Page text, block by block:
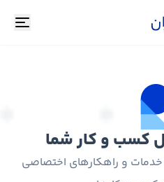
کسب و کار شما
خدمات و راهکارهای اختصاصی